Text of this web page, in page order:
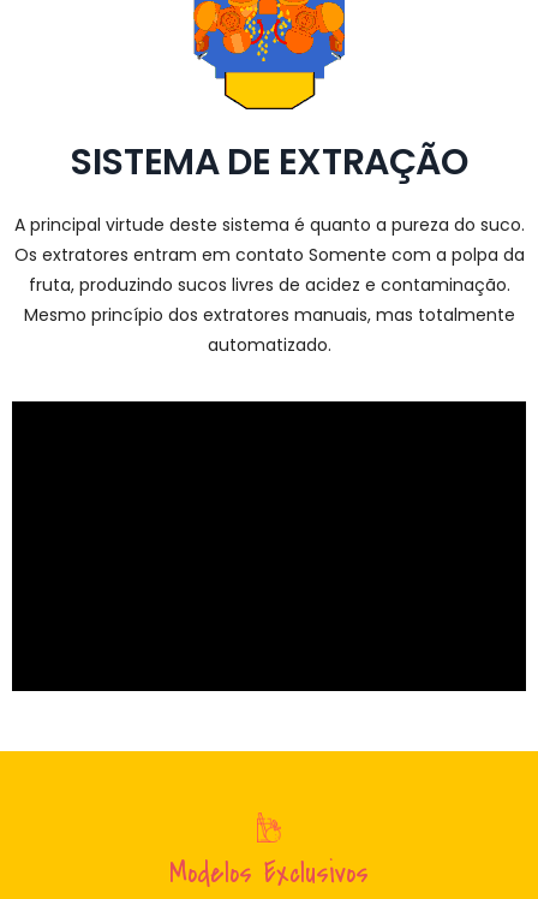
SISTEMA DE EXTRAÇÃO
A principal virtude deste sistema é quanto a pureza do suco.
Os extratores entram em contato Somente com a polpa da
fruta, produzindo sucos livres de acidez e contaminação.
Mesmo princípio dos extratores manuais, mas totalmente
automatizado.
Modelos Exclusivos